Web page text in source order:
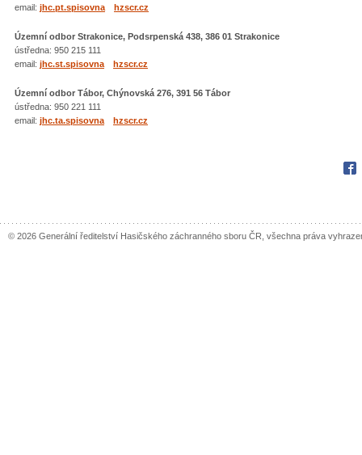
email: jhc.pt.spisovna hzscr.cz
Územní odbor Strakonice, Podsrpenská 438, 386 01 Strakonice
ústředna: 950 215 111
email: jhc.st.spisovna hzscr.cz
Územní odbor Tábor, Chýnovská 276, 391 56 Tábor
ústředna: 950 221 111
email: jhc.ta.spisovna hzscr.cz
© 2026 Generální ředitelství Hasičského záchranného sboru ČR, všechna práva